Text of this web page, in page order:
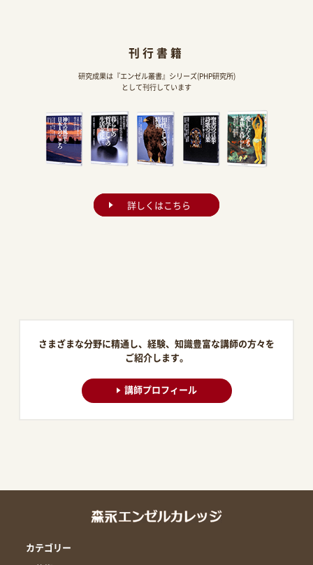
刊行書籍
研究成果は『エンゼル叢書』シリーズ(PHP研究所)
として刊行しています
詳しくはこちら
さまざまな分野に精通し、経験、知識豊富な講師の方々を
ご紹介します。
講師プロフィール
カテゴリー